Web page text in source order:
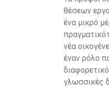
θέσεων
ένα μικρό
νέα
έναν ρόλο
γλωσσικές